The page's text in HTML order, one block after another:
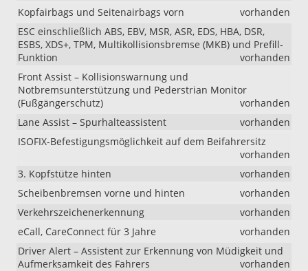
Kopfairbags und Seitenairbags vorn
vorhanden
ESC einschließlich ABS, EBV, MSR, ASR, EDS, HBA, DSR,
ESBS, XDS+, TPM, Multikollisionsbremse (MKB) und Prefill-
Funktion
vorhanden
Front Assist – Kollisionswarnung und
Notbremsunterstützung und Pederstrian Monitor
(Fußgängerschutz)
vorhanden
Lane Assist – Spurhalteassistent
vorhanden
ISOFIX-Befestigungsmöglichkeit auf dem Beifahrersitz
vorhanden
3. Kopfstütze hinten
vorhanden
Scheibenbremsen vorne und hinten
vorhanden
Verkehrszeichenerkennung
vorhanden
eCall, CareConnect für 3 Jahre
vorhanden
Driver Alert – Assistent zur Erkennung von Müdigkeit und
Aufmerksamkeit des Fahrers
vorhanden